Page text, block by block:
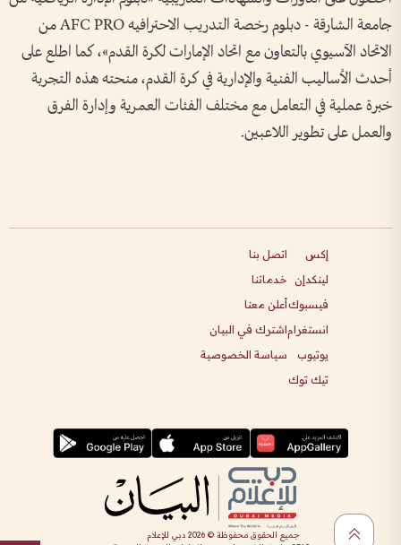
جامعة الشارقة - دبلوم رخصة التدريب الاحترافيه AFC PRO من
الاتحاد الآسيوي بالتعاون مع اتحاد الإمارات لكرة القدم»، كما اطلع على
أحدث الأساليب الفنية والإدارية في كرة القدم، منحته هذه التجربة
خبرة عملية في التعامل مع مختلف الفئات العمرية وإدارة الفرق
والعمل على تطوير اللاعبين.
إكس
لينكدإن
فيسبوك
انستغرام
يوتيوب
تيك توك
اتصل بنا
خدماتنا
أعلن معنا
اشترك في البيان
سياسة الخصوصية
جميع الحقوق محفوظة ©2026 دبي للإعلام